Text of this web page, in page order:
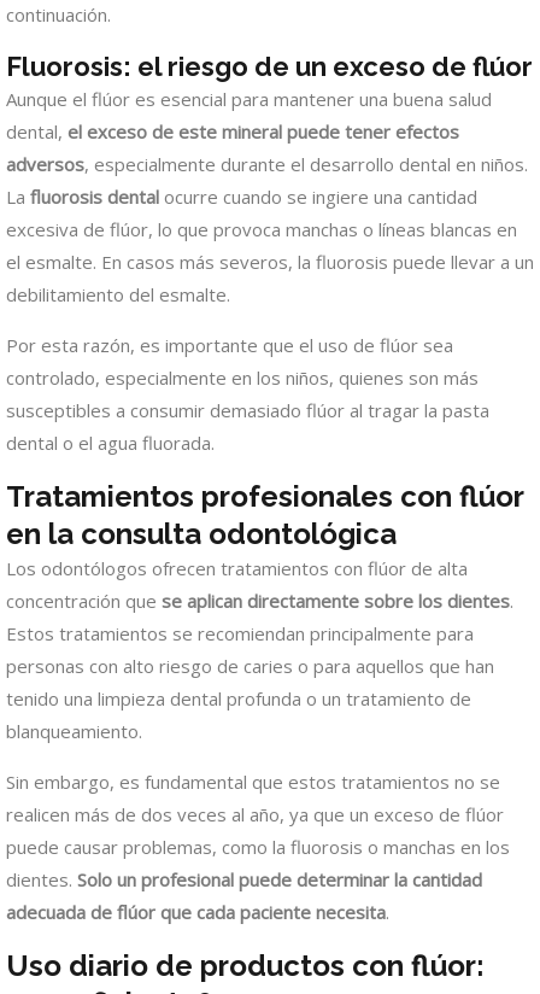
continuación.
Fluorosis: el riesgo de un exceso de flúor
Aunque el flúor es esencial para mantener una buena salud
dental, el exceso de este mineral puede tener efectos
adversos, especialmente durante el desarrollo dental en niños.
La fluorosis dental ocurre cuando se ingiere una cantidad
excesiva de flúor, lo que provoca manchas o líneas blancas en
el esmalte. En casos más severos, la fluorosis puede llevar a un
debilitamiento del esmalte.
Por esta razón, es importante que el uso de flúor sea
controlado, especialmente en los niños, quienes son más
susceptibles a consumir demasiado flúor al tragar la pasta
dental o el agua fluorada.
Tratamientos profesionales con flúor
en la consulta odontológica
Los odontólogos ofrecen tratamientos con flúor de alta
concentración que se aplican directamente sobre los dientes.
Estos tratamientos se recomiendan principalmente para
personas con alto riesgo de caries o para aquellos que han
tenido una limpieza dental profunda o un tratamiento de
blanqueamiento.
Sin embargo, es fundamental que estos tratamientos no se
realicen más de dos veces al año, ya que un exceso de flúor
puede causar problemas, como la fluorosis o manchas en los
dientes. Solo un profesional puede determinar la cantidad
adecuada de flúor que cada paciente necesita.
Uso diario de productos con flúor: